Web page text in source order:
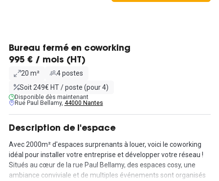
Bureau fermé en coworking
995 € / mois (HT)
20 m²
4 postes
Soit 249€ HT / poste (pour 4)
Disponible dès maintenant
Rue Paul Bellamy, 44000 Nantes
Description de l'espace
Avec 2000m² d'espaces surprenants à louer, voici le coworking
idéal pour installer votre entreprise et développer votre réseau !
Situés au cœur de la rue Paul Bellamy, des espaces cosy, une
ambiance conviviale et de multiples événements sont organisés